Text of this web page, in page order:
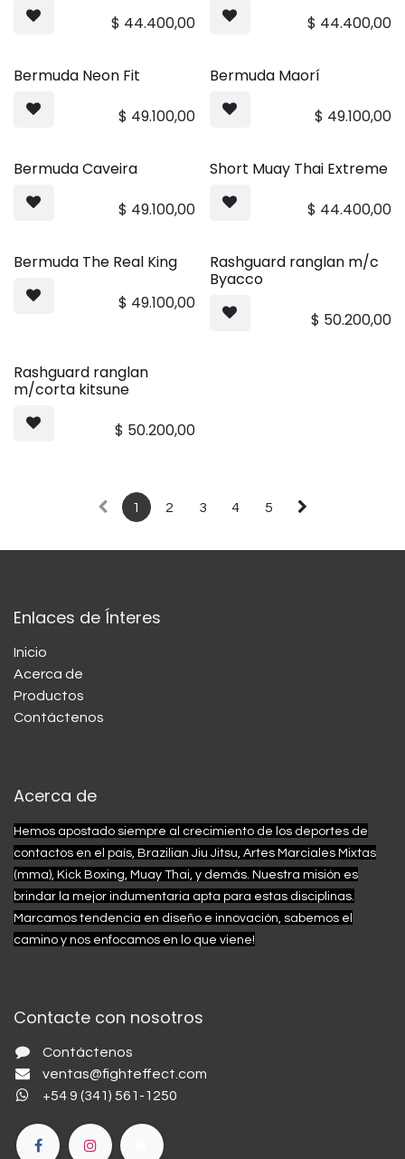
$ 44.400,00
$ 44.400,00
Bermuda Neon Fit
$ 49.100,00
Bermuda Maorí
$ 49.100,00
Bermuda Caveira
$ 49.100,00
Short Muay Thai Extreme
$ 44.400,00
Bermuda The Real King
$ 49.100,00
Rashguard ranglan m/c
Byacco
$ 50.200,00
Rashguard ranglan
m/corta kitsune
$ 50.200,00
1 2 3 4 5
Enlaces de Ínteres
Inicio
Acerca de
Productos
Contáctenos
Acerca de
Hemos apostado siempre al crecimiento de los deportes de
contactos en el país, Brazilian Jiu Jitsu, Artes Marciales Mixtas
(mma), Kick Boxing, Muay Thai, y demás. Nuestra misión es
brindar la mejor indumentaria apta para estas disciplinas.
Marcamos tendencia en diseño e innovación, sabemos el
camino y nos enfocamos en lo que viene!
Contacte con nosotros
Contáctenos
ventas@fighteffect.com
+54 9 (341) 561-1250